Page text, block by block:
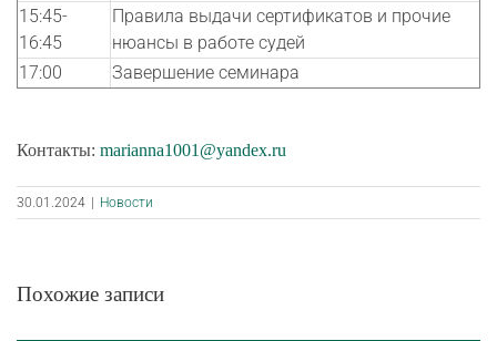
15:45-
16:45
Правила выдачи сертификатов и прочие
нюансы в работе судей
17:00
Завершение семинара
Контакты: marianna1001@yandex.ru
30.01.2024 Новости
Похожие записи